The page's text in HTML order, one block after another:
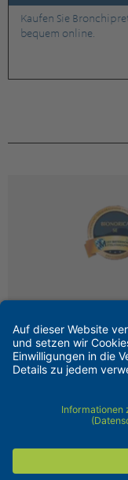
Kaufen Sie
bequem online.